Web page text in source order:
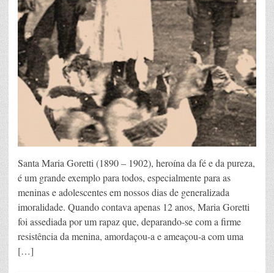
Santa Maria Goretti (1890 – 1902), heroína da fé e da pureza,
é um grande exemplo para todos, especialmente para as
meninas e adolescentes em nossos dias de generalizada
imoralidade. Quando contava apenas 12 anos, Maria Goretti
foi assediada por um rapaz que, deparando-se com a firme
resistência da menina, amordaçou-a e ameaçou-a com uma
[…]